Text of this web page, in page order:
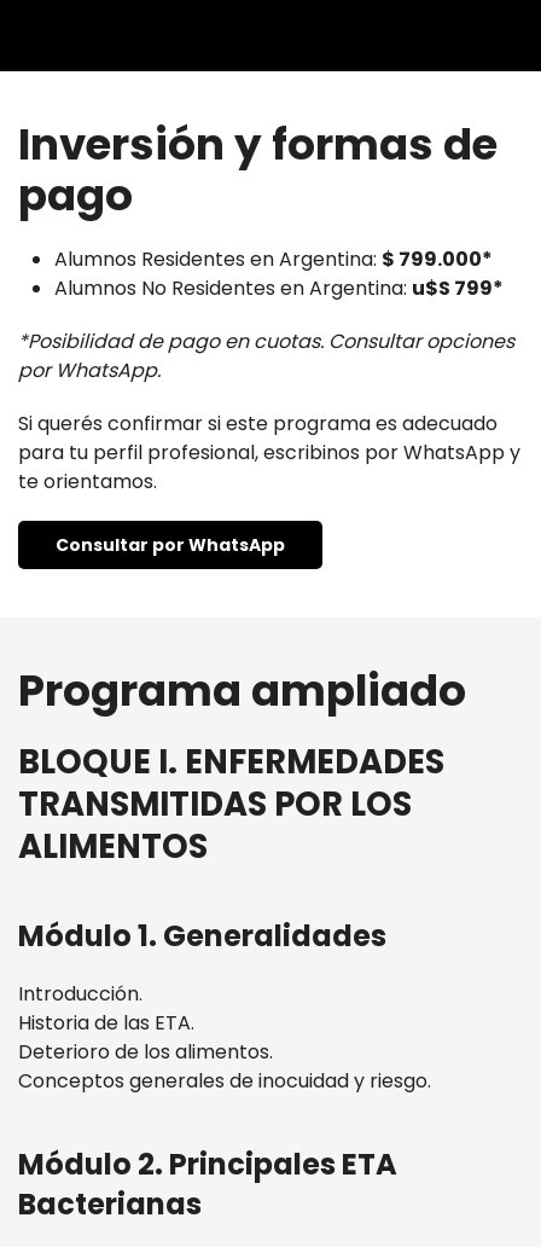
Inversión y formas de
pago
Alumnos Residentes en Argentina: $ 799.000*
Alumnos No Residentes en Argentina: u$S 799*
*Posibilidad de pago en cuotas. Consultar opciones
por WhatsApp.
Si querés confirmar si este programa es adecuado
para tu perfil profesional, escribinos por WhatsApp y
te orientamos.
Consultar por WhatsApp
Programa ampliado
BLOQUE I. ENFERMEDADES
TRANSMITIDAS POR LOS
ALIMENTOS
Módulo 1. Generalidades
Introducción.
Historia de las ETA.
Deterioro de los alimentos.
Conceptos generales de inocuidad y riesgo.
Módulo 2. Principales ETA
Bacterianas